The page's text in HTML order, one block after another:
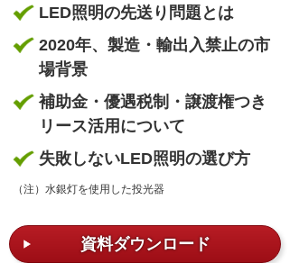
LED照明の先送り問題とは
2020年、製造・輸出入禁止の市
場背景
補助金・優遇税制・譲渡権つき
リース活用について
失敗しないLED照明の選び方
（注）水銀灯を使用した投光器
資料ダウンロード